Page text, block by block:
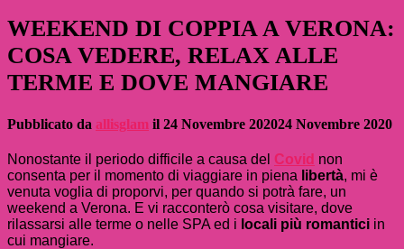
WEEKEND DI COPPIA A VERONA:
COSA VEDERE, RELAX ALLE
TERME E DOVE MANGIARE
Pubblicato da allisglam il 24 Novembre 202024 Novembre 2020
Nonostante il periodo difficile a causa del Covid non
consenta per il momento di viaggiare in piena libertà, mi è
venuta voglia di proporvi, per quando si potrà fare, un
weekend a Verona. E vi racconterò cosa visitare, dove
rilassarsi alle terme o nelle SPA ed i locali più romantici in
cui mangiare.